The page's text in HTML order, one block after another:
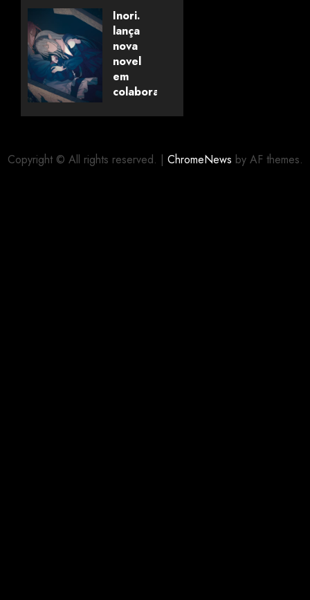
Savanaclaw~”
anunciado
pela
Universo
dos
Livros
Inori.
lança
nova
novel
em
colaboração
Copyright © All rights reserved. | ChromeNews by AF themes.